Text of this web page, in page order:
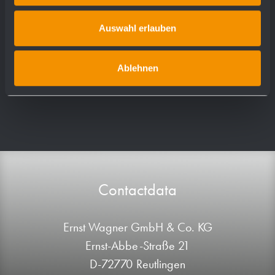
Auswahl erlauben
Ablehnen
Downloads
Contactdata
Ernst Wagner GmbH & Co. KG
Ernst-Abbe-Straße 21
D-72770 Reutlingen